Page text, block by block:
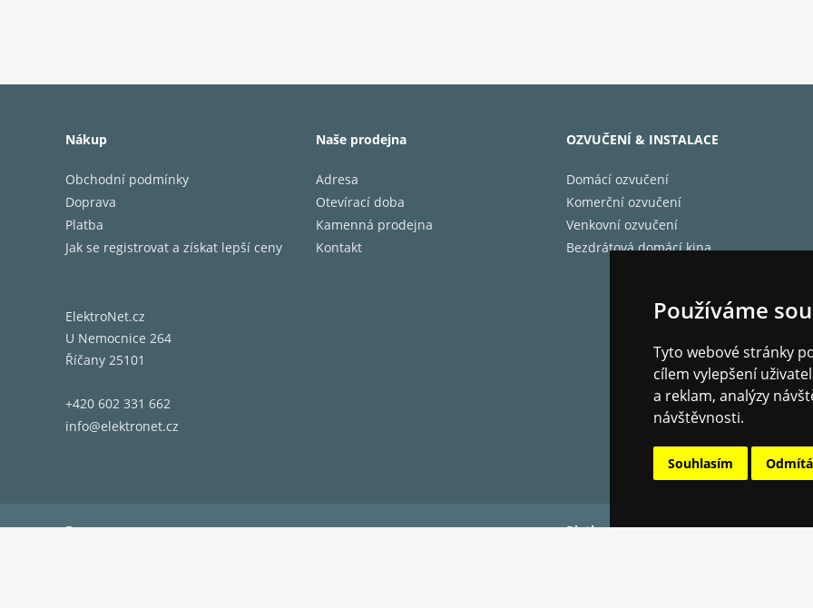
Používáme
Tyto webové stránky
cílem vylepšení
a reklam, analýzy
návštěvnosti.
Souhlasím
Nákup
Obchodní podmínky
Doprava
Platba
Jak se registrovat a získat lepší ceny
Naše prodejna
Adresa
Otevírací doba
Kamenná prodejna
Kontakt
OZVUČENÍ & INSTALACE
Domácí ozvučení
Komerční ozvučení
Venkovní ozvučení
Bezdrátová domácí kina
ElektroNet.cz
U Nemocnice 264
Říčany 25101
+420 602 331 662
info@elektronet.cz
Doprava Platba